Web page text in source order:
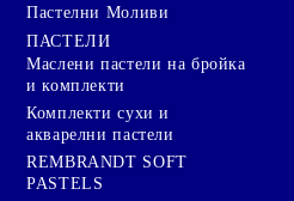
Пастелни Моливи
ПАСТЕЛИ
Маслени пастели на бройка
и комплекти
Комплекти сухи и
акварелни пастели
REMBRANDT SOFT
PASTELS